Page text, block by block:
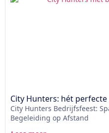
City Hunters: hét
City Hunters Bedrijfsfeest:
Begeleiding op Afstand